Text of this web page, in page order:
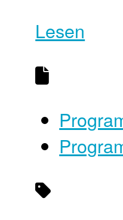
Lesen